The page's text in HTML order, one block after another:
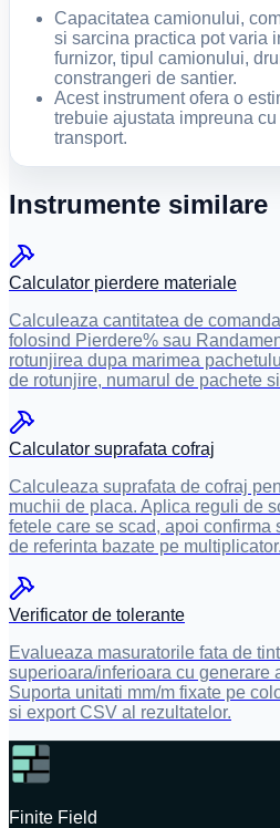
Capacitatea camionului,
si sarcina practica pot varia
furnizor, tipul camionului,
constrangeri de santier.
Acest instrument ofera o
trebuie ajustata impreuna
transport.
Instrumente similare
Calculator pierdere materiale
Calculeaza cantitatea de
folosind Pierdere% sau
rotunjirea dupa marimea
de rotunjire, numarul de pachete
Calculator suprafata cofraj
Calculeaza suprafata de cofraj
muchii de placa. Aplica reguli de
fetele care se scad, apoi confirma
de referinta bazate pe multiplicator.
Verificator de tolerante
Evalueaza masuratorile fata de
superioara/inferioara cu generare
Suporta unitati mm/m fixate pe
si export CSV al rezultatelor.
Finite Field